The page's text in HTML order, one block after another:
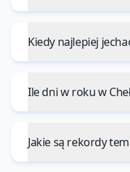
Kiedy najlepiej
Ile dni w roku w
Jakie są rekordy